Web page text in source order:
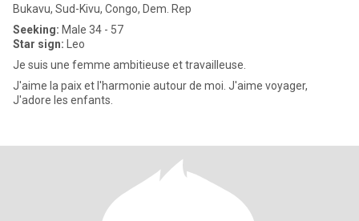
Bukavu, Sud-Kivu, Congo, Dem. Rep
Seeking: Male 34 - 57
Star sign: Leo
Je suis une femme ambitieuse et travailleuse.
J'aime la paix et l'harmonie autour de moi. J'aime voyager,
J'adore les enfants.